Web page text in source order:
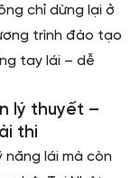
chỉ dừng lại ở
trình đào tạo
tay lái – dễ
lý thuyết –
thi
năng lái mà còn